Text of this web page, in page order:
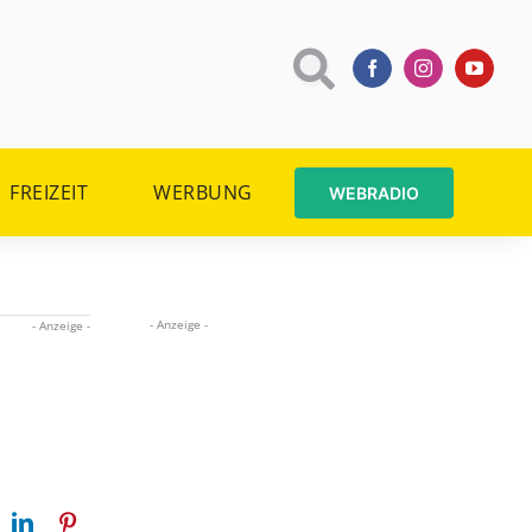
FREIZEIT WERBUNG WEBRADIO
- Anzeige -
- Anzeige -